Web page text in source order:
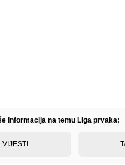
informacija na temu Liga prvaka:
VIJESTI